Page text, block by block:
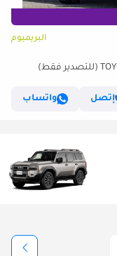
البريميوم
إتصل
واتساب